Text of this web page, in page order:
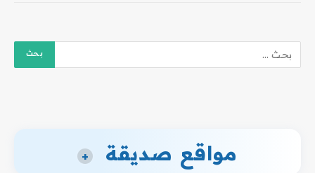
مواقع صديقة +